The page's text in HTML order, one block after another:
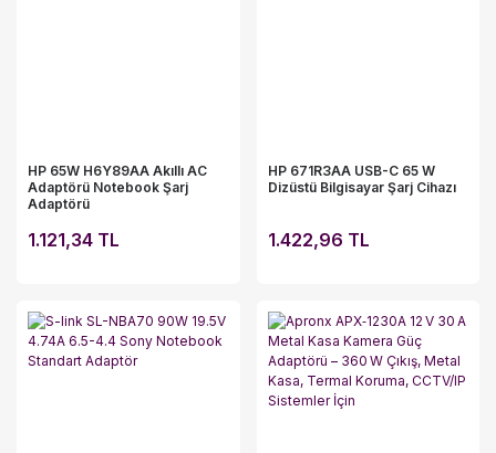
HP 65W H6Y89AA Akıllı AC
Adaptörü Notebook Şarj
Adaptörü
1.121,34 TL
HP 671R3AA USB-C 65 W
Dizüstü Bilgisayar Şarj Cihazı
1.422,96 TL